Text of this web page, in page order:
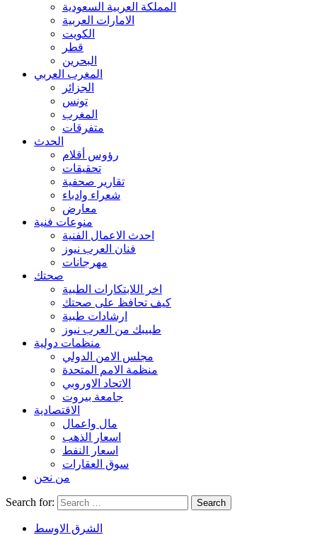
المملكة العربية السعودية
الامارات العربية
الكويت
قطر
البحرين
المغرب العربي
الجزائر
تونس
المغرب
متفرقات
الحدث
رؤوس أقلام
تحقيقات
تقارير صحفية
شعراء وادباء
معارض
منوعات فنية
احدث الاعمال الفنية
فنان العرب نيوز
مهرجانات
صحتك
اخر اللابتكارات الطبية
كيف تحافظ على صحتك
ارشادات طبية
طبيبك من العرب نيوز
منظمات دولية
مجلس الامن الدولي
منظمة الامم المتحدة
الاتحاد الاوروبي
جامعة بيروت
الاقتصادية
مال واعمال
اسعار الذهب
اسعار النفط
سوق العقارات
من نحن
Search for:
الشرق الاوسط